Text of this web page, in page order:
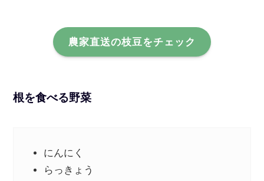
農家直送の枝豆をチェック
根を食べる野菜
にんにく
らっきょう